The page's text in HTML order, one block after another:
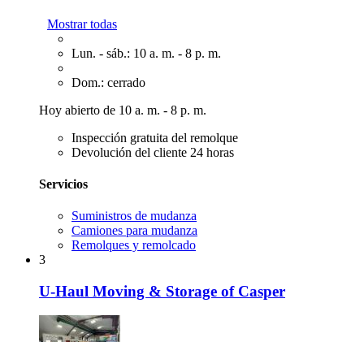
Mostrar todas
Lun. - sáb.: 10 a. m. - 8 p. m.
Dom.: cerrado
Hoy abierto de 10 a. m. - 8 p. m.
Inspección gratuita del remolque
Devolución del cliente 24 horas
Servicios
Suministros de mudanza
Camiones para mudanza
Remolques y remolcado
3
U-Haul Moving & Storage of Casper